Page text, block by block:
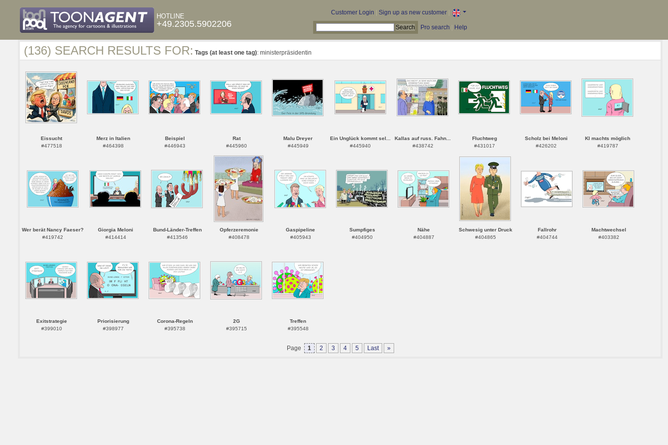
HOTLINE
+49.2305.5902206
Customer Login Sign up as new customer|
Pro search Help
(136) SEARCH RESULTS FOR: Tags (at least one tag): ministerpräsidentin
Eissucht
#477518
Merz in Italien
#464398
Beispiel
#446943
Rat
#445960
Malu Dreyer
#445949
Ein Unglück kommt sel...
#445940
Kallas auf russ. Fahn...
#438742
Fluchtweg
#431017
Scholz bei Meloni
#426202
KI machts möglich
#419787
Wer berät Nancy Faeser?
#419742
Giorgia Meloni
#414414
Bund-Länder-Treffen
#413546
Opferzeremonie
#408478
Gaspipeline
#405943
Sumpfiges
#404950
Nähe
#404887
Schwesig unter Druck
#404865
Fallrohr
#404744
Machtwechsel
#403382
Exitstrategie
#399010
Priorisierung
#398977
Corona-Regeln
#395738
2G
#395715
Treffen
#395548
Page 1 2 3 4 5 Last »